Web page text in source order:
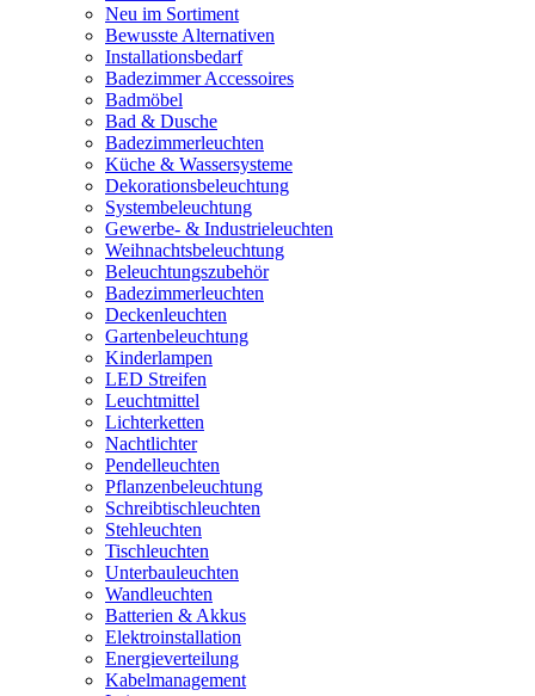
Neu im Sortiment
Bewusste Alternativen
Installationsbedarf
Badezimmer Accessoires
Badmöbel
Bad & Dusche
Badezimmerleuchten
Küche & Wassersysteme
Dekorationsbeleuchtung
Systembeleuchtung
Gewerbe- & Industrieleuchten
Weihnachtsbeleuchtung
Beleuchtungszubehör
Badezimmerleuchten
Deckenleuchten
Gartenbeleuchtung
Kinderlampen
LED Streifen
Leuchtmittel
Lichterketten
Nachtlichter
Pendelleuchten
Pflanzenbeleuchtung
Schreibtischleuchten
Stehleuchten
Tischleuchten
Unterbauleuchten
Wandleuchten
Batterien & Akkus
Elektroinstallation
Energieverteilung
Kabelmanagement